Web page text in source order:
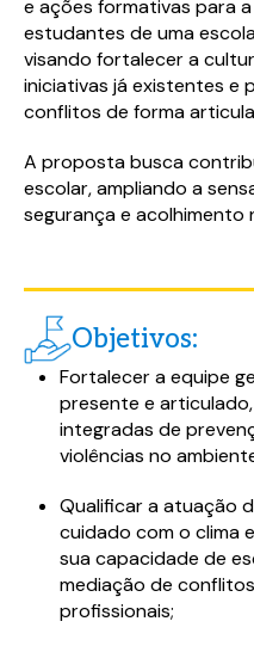
e ações formativas para
estudantes de uma
visando fortalecer a
iniciativas já existentes e
conflitos de forma
A proposta busca
escolar, ampliando a
segurança e acolhimento
Objetivos:
Fortalecer a equipe
presente e
integradas de
violências no
Qualificar a atuação
cuidado com o clima
sua capacidade de
mediação de
profissionais;